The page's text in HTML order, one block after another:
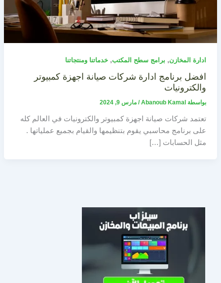
ادارة المخازن, برامج سطح المكتب, خدماتنا ومنتجاتنا
افضل برنامج ادارة شركات صيانة اجهزة كمبيوتر
والكترونيات
بواسطة Abanoub Kamal
/ مارس 9, 2024
تعتمد شركات صيانة اجهزة كمبيوتر والكترونيات في العالم كله
على برنامج محاسبي يقوم بتنظيمها والقيام بجميع عملياتها .
مثل الحسابات […]